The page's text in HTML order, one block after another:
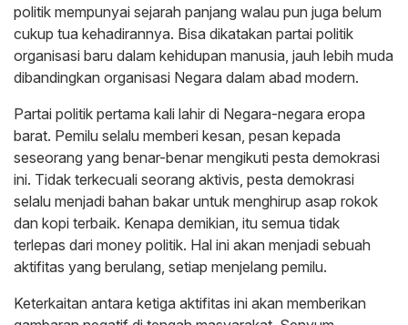
politik mempunyai sejarah panjang walau pun juga belum
cukup tua kehadirannya. Bisa dikatakan partai politik
organisasi baru dalam kehidupan manusia, jauh lebih muda
dibandingkan organisasi Negara dalam abad modern.
Partai politik pertama kali lahir di Negara-negara eropa
barat. Pemilu selalu memberi kesan, pesan kepada
seseorang yang benar-benar mengikuti pesta demokrasi
ini. Tidak terkecuali seorang aktivis, pesta demokrasi
selalu menjadi bahan bakar untuk menghirup asap rokok
dan kopi terbaik. Kenapa demikian, itu semua tidak
terlepas dari money politik. Hal ini akan menjadi sebuah
aktifitas yang berulang, setiap menjelang pemilu.
Keterkaitan antara ketiga aktifitas ini akan memberikan